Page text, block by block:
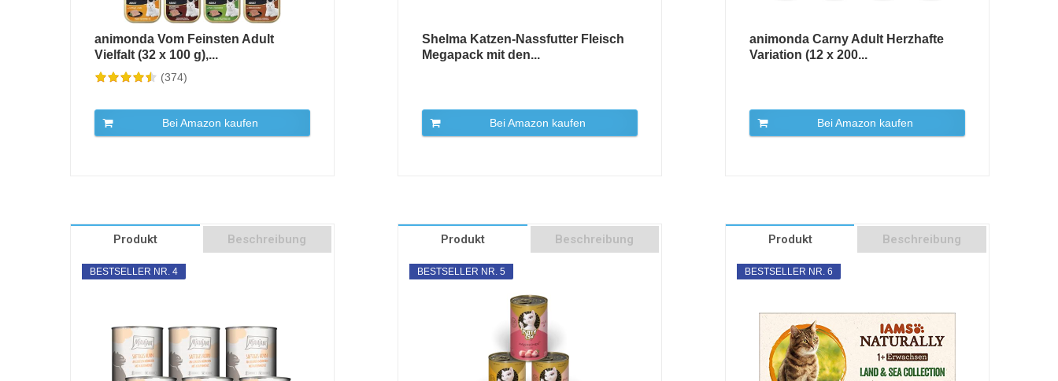
animonda Vom Feinsten Adult
Vielfalt (32 x 100 g),...
(374)
Bei Amazon kaufen
Shelma Katzen-Nassfutter Fleisch
Megapack mit den...
Bei Amazon kaufen
animonda Carny Adult Herzhafte
Variation (12 x 200...
Bei Amazon kaufen
Produkt Beschreibung
BESTSELLER NR. 4
Produkt Beschreibung
BESTSELLER NR. 5
Produkt Beschreibung
BESTSELLER NR. 6